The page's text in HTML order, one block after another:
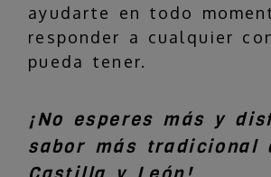
ayudarte en todo
responder a cualquier
pueda tener.
¡No esperes más y
sabor más tradicional